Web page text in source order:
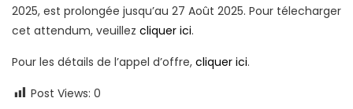
2025, est prolongée jusqu’au 27 Août 2025. Pour télecharger
cet attendum, veuillez cliquer ici.
Pour les détails de l’appel d’offre, cliquer ici.
Post Views: 0